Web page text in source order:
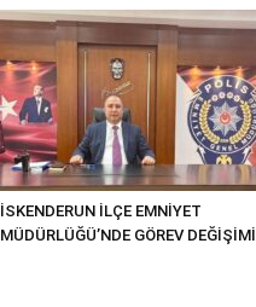
İSKENDERUN İLÇE EMNİYET
MÜDÜRLÜĞÜ’NDE GÖREV DEĞİŞİMİ